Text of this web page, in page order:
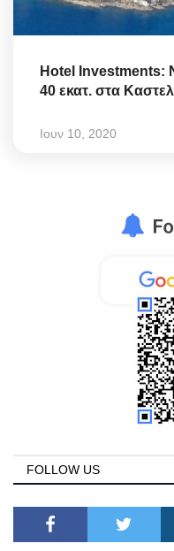
Hotel Investments:
40 εκατ. στα
Ιουν 10, 2020
FOLLOW US